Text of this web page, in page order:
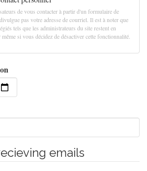
de vous contacter à partir d'un formulaire de
pas votre adresse de courriel. Il est à noter que
tels que les administrateurs du site restent en
si vous décidez de désactiver cette fonctionnalité.
emails